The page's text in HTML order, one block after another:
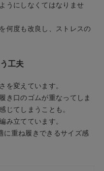
うにしなくてはなりませ
何度も改良し、ストレスの
工夫
を変えています。
き口のゴムが重なってしま
じてしまうことも。
み立てています。
に重ね履きできるサイズ感